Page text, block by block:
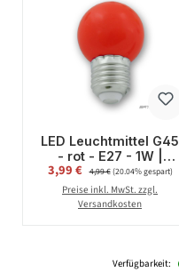
LED Leuchtmittel G45
- rot - E27 - 1W |
SATISFIRE
Verkaufspreis:
3,99 € Regulärer Preis:
4,99 €(20.04% gespart)
Preise inkl. MwSt. zzgl.
Versandkosten
Verfügbarkeit: